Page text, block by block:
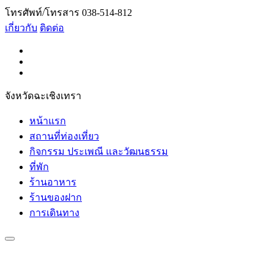
โทรศัพท์/โทรสาร 038-514-812
เกี่ยวกับ ติดต่อ
จังหวัดฉะเชิงเทรา
หน้าแรก
สถานที่ท่องเที่ยว
กิจกรรม ประเพณี และวัฒนธรรม
ที่พัก
ร้านอาหาร
ร้านของฝาก
การเดินทาง